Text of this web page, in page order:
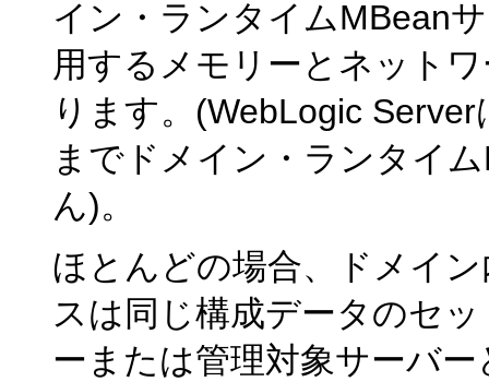
イン・ランタイムMBean
用するメモリーとネット
ります。(WebLogic
までドメイン・ランタイ
ん)。
ほとんどの場合、ドメイ
スは同じ構成データのセ
ーまたは管理対象サーバ